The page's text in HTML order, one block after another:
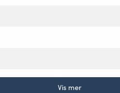
Vis mer